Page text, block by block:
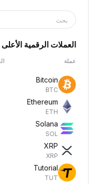
بحث
العملات الرقمية
عملة
Bitcoin
BTC
Ethereum
ETH
Solana
SOL
XRP
XRP
Tutorial
TUT